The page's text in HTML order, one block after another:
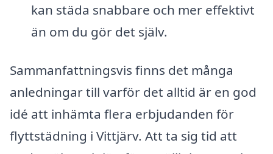
kan städa snabbare och mer effektivt
än om du gör det själv.
Sammanfattningsvis finns det många
anledningar till varför det alltid är en god
idé att inhämta flera erbjudanden för
flyttstädning i Vittjärv. Att ta sig tid att